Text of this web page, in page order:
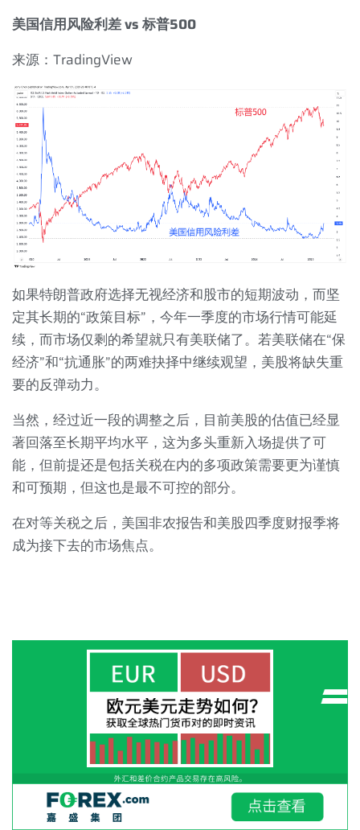
美国信用风险利差vs标普500
来源： TradingView
如果特朗普政府选择无视经济和股市的短期波动，而坚
定其长期的“政策目标”，今年一季度的市场行情可能延
续，而市场仅剩的希望就只有美联储了。若美联储在“保
经济”和“抗通胀”的两难抉择中继续观望，美股将缺失重
要的反弹动力。
当然，经过近一段的调整之后，目前美股的估值已经显
著回落至长期平均水平，这为多头重新入场提供了可
能，但前提还是包括关税在内的多项政策需要更为谨慎
和可预期，但这也是最不可控的部分。
在对等关税之后，美国非农报告和美股四季度财报季将
成为接下去的市场焦点。